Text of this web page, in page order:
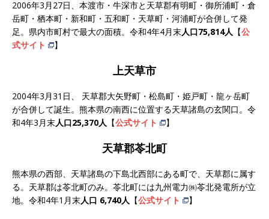
2006年3月27日、本渡市・牛深市と天草郡有明町・御所浦町・倉
岳町・栖本町・新和町・五和町・天草町・河浦町が合併して発
足。県内市町村で最大の面積。令和4年4月末人口75,814人 【公
式サイト
】
上天草市
2004年3月31日、 天草郡大矢野町・松島町・姫戸町・龍ヶ岳町
が合併して誕生。熊本県の南西に位置する天草諸島の玄関口。令
和4年3月末人口25,370人 【公式サイト 】
天草郡苓北町
熊本県の西部、天草諸島の下島北西部にある町で、天草郡に属す
る。天草郡は苓北町のみ。苓北町には九州電力㈱苓北発電所が立
地。令和4年1月末人口 6,740人 【公式サイト 】